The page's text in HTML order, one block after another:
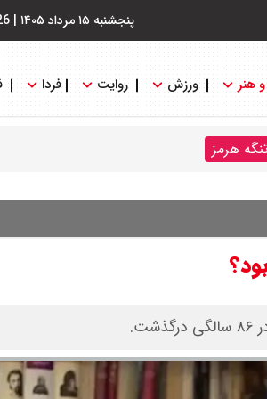
پنجشنبه ۱۵ مرداد ۱۴۰۵ |
هنر ورزش روایت فردا
هرمز